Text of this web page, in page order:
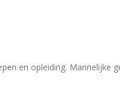
en opleiding. Mannelijke